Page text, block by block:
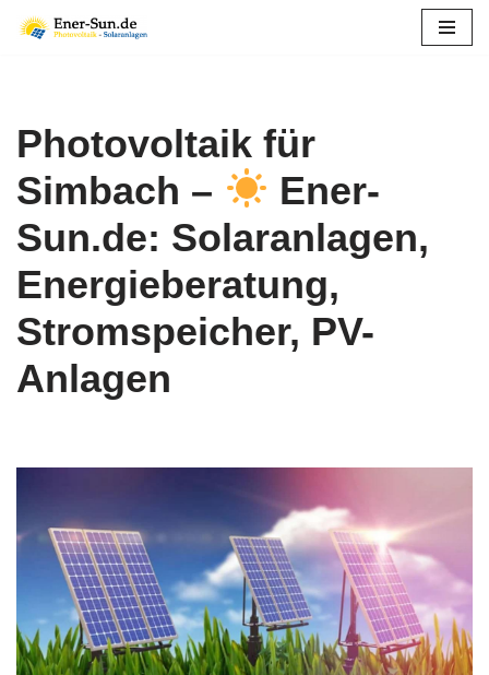
Photovoltaik für
Simbach –
Ener-
Sun.de: Solaranlagen,
Energieberatung,
Stromspeicher, PV-
Anlagen